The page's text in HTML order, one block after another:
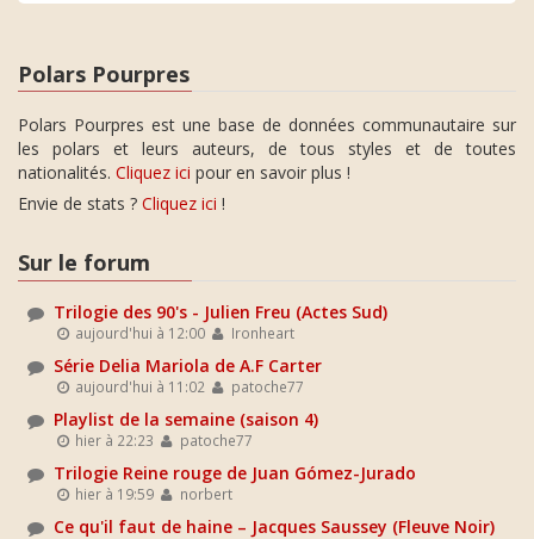
Polars Pourpres
Polars Pourpres est une base de données communautaire sur
les polars et leurs auteurs, de tous styles et de toutes
nationalités. Cliquez ici pour en savoir plus !
Envie de stats ? Cliquez ici !
Sur le forum
Trilogie des 90's - Julien Freu (Actes Sud)
aujourd'hui à 12:00 Ironheart
Série Delia Mariola de A.F Carter
aujourd'hui à 11:02 patoche77
Playlist de la semaine (saison 4)
hier à 22:23 patoche77
Trilogie Reine rouge de Juan Gómez-Jurado
hier à 19:59 norbert
Ce qu'il faut de haine – Jacques Saussey (Fleuve Noir)